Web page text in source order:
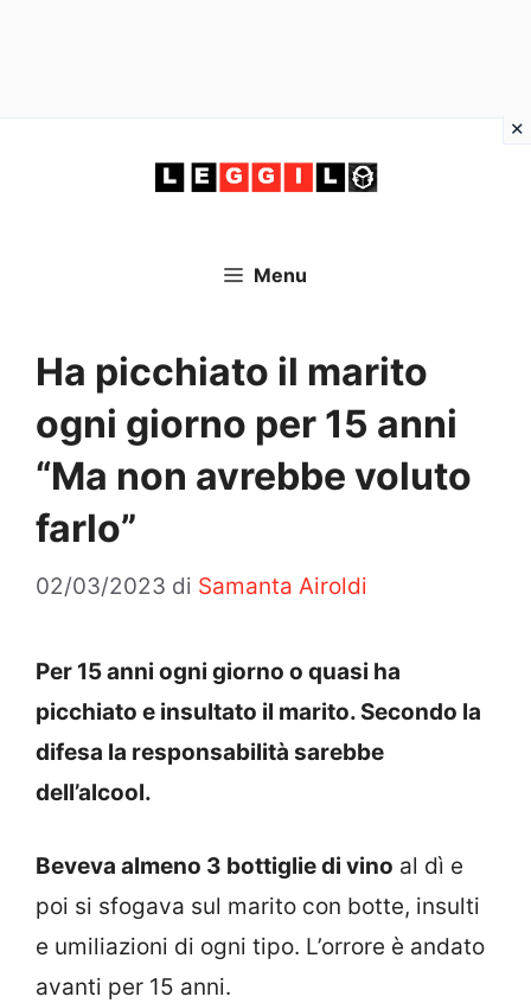
Menu
Ha picchiato il marito
ogni giorno per 15 anni
“Ma non avrebbe voluto
farlo”
02/03/2023 di Samanta Airoldi
Per 15 anni ogni giorno o quasi ha
picchiato e insultato il marito. Secondo la
difesa la responsabilità sarebbe
dell’alcool.
Beveva almeno 3 bottiglie di vino al dì e
poi si sfogava sul marito con botte, insulti
e umiliazioni di ogni tipo. L’orrore è andato
avanti per 15 anni.